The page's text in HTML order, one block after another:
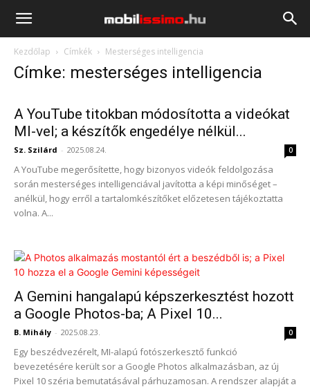
Mobilissimo.hu
Kezdőlap Címkék Mesterséges intelligencia
Címke: mesterséges intelligencia
A YouTube titokban módosította a videókat
MI-vel; a készítők engedélye nélkül...
Sz. Szilárd - 2025.08.24. 0
A YouTube megerősítette, hogy bizonyos videók feldolgozása
során mesterséges intelligenciával javította a képi minőséget –
anélkül, hogy erről a tartalomkészítőket előzetesen tájékoztatta
volna. A...
A Gemini hangalapú képszerkesztést hozott
a Google Photos-ba; A Pixel 10...
B. Mihály - 2025.08.23. 0
Egy beszédvezérelt, MI-alapú fotószerkesztő funkció
bevezetésére került sor a Google Photos alkalmazásban, az új
Pixel 10 széria bemutatásával párhuzamosan. A rendszer alapját a